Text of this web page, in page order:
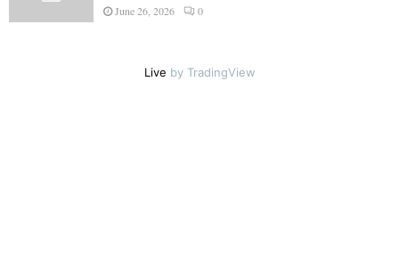
June 26, 2026 0
Live by TradingView